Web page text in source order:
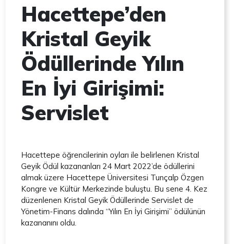
Hacettepe’den
Kristal Geyik
Ödüllerinde Yılın
En İyi Girişimi:
Servislet
Hacettepe öğrencilerinin oyları ile belirlenen Kristal
Geyik Ödül kazananları 24 Mart 2022’de ödüllerini
almak üzere Hacettepe Üniversitesi Tunçalp Özgen
Kongre ve Kültür Merkezinde buluştu. Bu sene 4. Kez
düzenlenen Kristal Geyik Ödüllerinde Servislet de
Yönetim-Finans dalında “Yılın En İyi Girişimi” ödülünün
kazananını oldu.